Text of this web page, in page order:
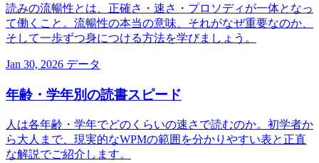
読みの流暢性とは、正確さ・速さ・プロソディが一体となっ
て働くこと。流暢性の本当の意味、それがなぜ重要なのか、
そして一歩ずつ身につける方法を学びましょう。
Jan 30, 2026 データ
年齢・学年別の読書スピード
人は各年齢・学年でどのくらいの速さで読むのか。初学者か
ら大人まで、現実的なWPMの範囲を分かりやすい表と正直
な解説でご紹介します。